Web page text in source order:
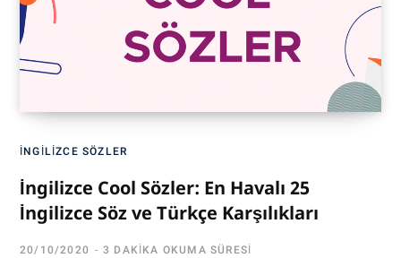
İNGILIZCE SÖZLER
İngilizce Cool Sözler: En Havalı 25
İngilizce Söz ve Türkçe Karşılıkları
20/10/2020 3 DAKIKA OKUMA SÜRESI